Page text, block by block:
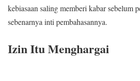
kebiasaan saling memberi kabar sebelum
sebenarnya inti pembahasannya.
Izin Itu Menghargai